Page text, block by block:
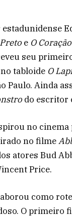
e O
seu
tabloide O
Paulo. Ainda
do escritor
no
no filme
atores Bud
Price.
como
O